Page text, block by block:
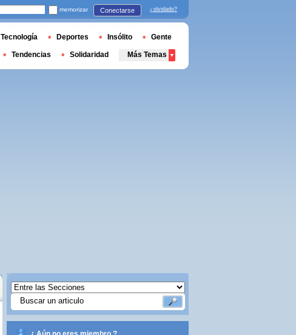
memorizar Conectarse ¿olvidado?
Tecnología Deportes Insólito Gente
Tendencias Solidaridad Más Temas